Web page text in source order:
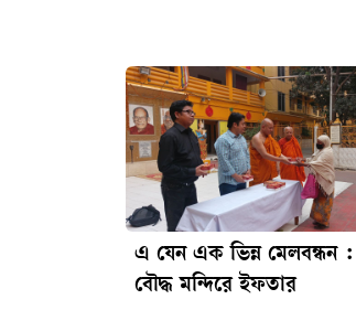
অভিযুক্ত কর্মকর্তাদের দাবি,
নষ্ট হয়ে যায়—সে ক্ষতি পুষিয়ে
নেওয়া হয়।হাঁস-মুরগি
বিভিন্ন রোগে আক্রান্ত বড় মুরগির
নির্ধারিত মূল্য ২৫ টাকা হলেও
হাঁসের ভ্যাকসিন ৫০ টাকার
করছেন উপসহকারী কর্মকর্তা
লোকমান, আবুল বাশার, মো.
এ যেন এক ভিন্ন মেলবন্ধন :
বৌদ্ধ মন্দিরে ইফতার